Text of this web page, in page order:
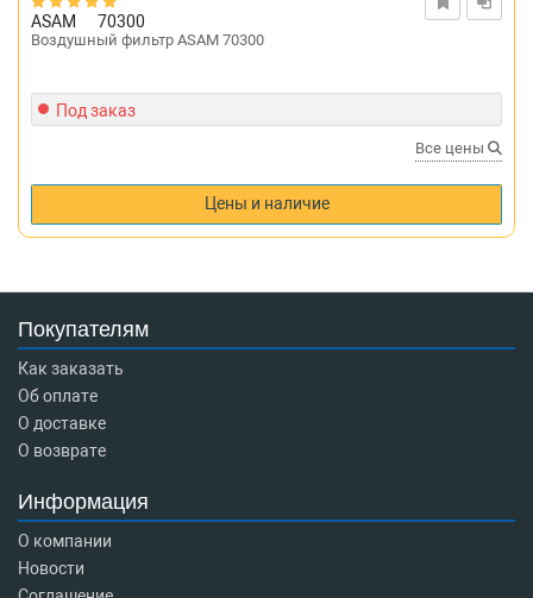
ASAM 70300
Воздушный фильтр ASAM 70300
Под заказ
Все цены
Цены и наличие
Покупателям
Как заказать
Об оплате
О доставке
О возврате
Информация
О компании
Новости